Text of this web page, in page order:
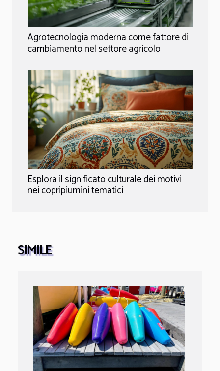
Agrotecnologia moderna come fattore di
cambiamento nel settore agricolo
Esplora il significato culturale dei motivi
nei copripiumini tematici
SIMILE